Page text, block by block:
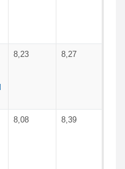
8,23 8,27
8,08 8,39